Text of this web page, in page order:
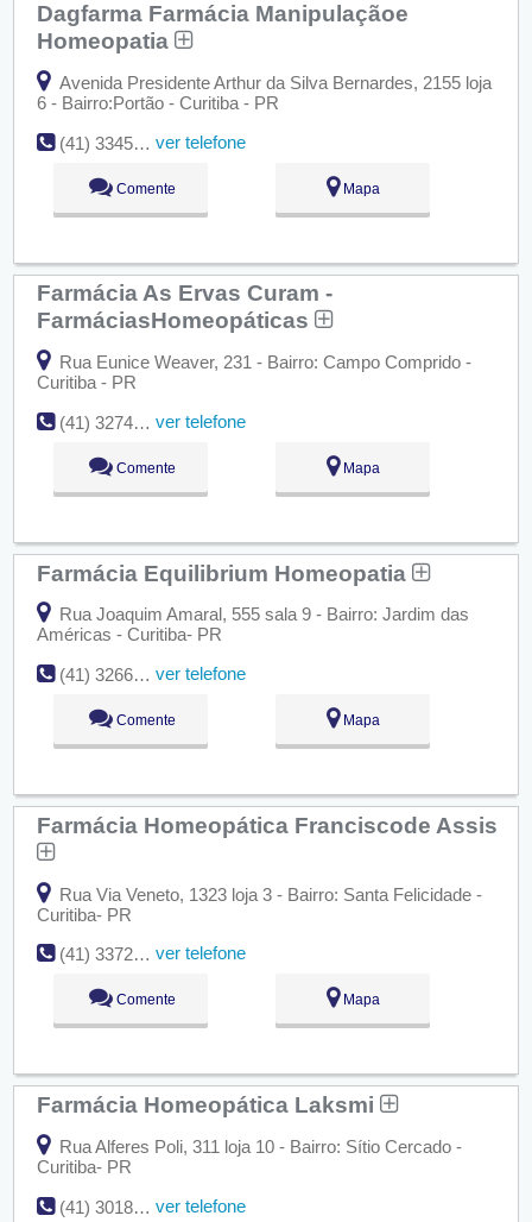
Dagfarma Farmácia Manipulaçãoe
Homeopatia
Avenida Presidente Arthur da Silva Bernardes, 2155 loja
6 - Bairro:Portão - Curitiba - PR
(41) 3345-3124
ver telefone
Comente Mapa
Farmácia As Ervas Curam -
FarmáciasHomeopáticas
Rua Eunice Weaver, 231 - Bairro: Campo Comprido -
Curitiba - PR
(41) 3274-3343
ver telefone
Comente Mapa
Farmácia Equilibrium Homeopatia
Rua Joaquim Amaral, 555 sala 9 - Bairro: Jardim das
Américas - Curitiba- PR
(41) 3266-8576
ver telefone
Comente Mapa
Farmácia Homeopática Franciscode Assis
Rua Via Veneto, 1323 loja 3 - Bairro: Santa Felicidade -
Curitiba- PR
(41) 3372-4145
ver telefone
Comente Mapa
Farmácia Homeopática Laksmi
Rua Alferes Poli, 311 loja 10 - Bairro: Sítio Cercado -
Curitiba- PR
(41) 3018-0595
ver telefone